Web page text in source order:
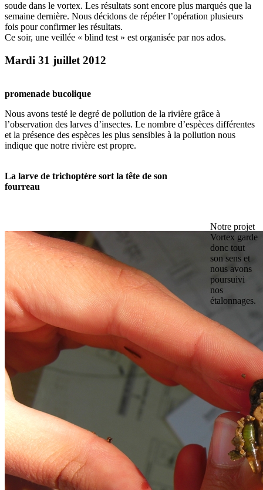
soude dans le vortex. Les résultats sont encore plus marqués que la
semaine dernière. Nous décidons de répéter l’opération plusieurs
fois pour confirmer les résultats.
Ce soir, une veillée « blind test » est organisée par nos ados.
Mardi 31 juillet 2012
promenade bucolique
Nous avons testé le degré de pollution de la rivière grâce à
l’observation des larves d’insectes. Le nombre d’espèces différentes
et la présence des espèces les plus sensibles à la pollution nous
indique que notre rivière est propre.
La larve de trichoptère sort la tête de son
fourreau
Notre projet
Vortex garde
donc tout
son sens et
nous avons
poursuivi
nos
étalonnages.